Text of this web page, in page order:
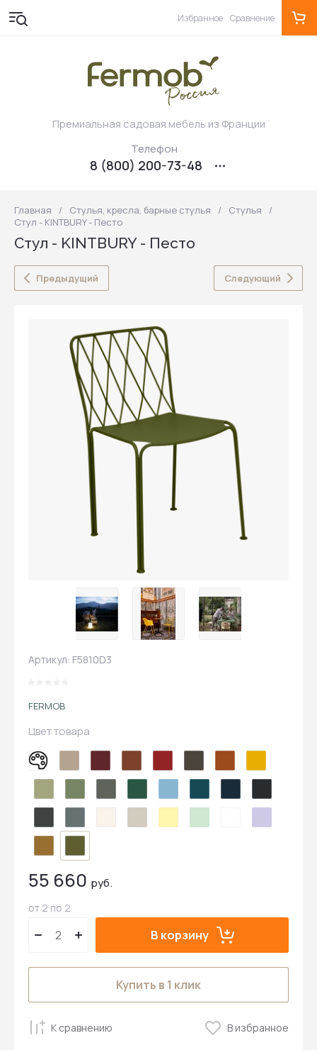
Премиальная садовая мебель из Франции
Телефон
8 (800) 200-73-48
Избранное Сравнение
Главная / Стулья, кресла, барные стулья / Стулья
/
Стул - KINTBURY - Песто
Стул - KINTBURY - Песто
Предыдущий Следующий
Артикул: F5810D3
FERMOB
Цвет товара
55 660 руб.
от 2 по 2
В корзину
Купить в 1 клик
К сравнению В избранное